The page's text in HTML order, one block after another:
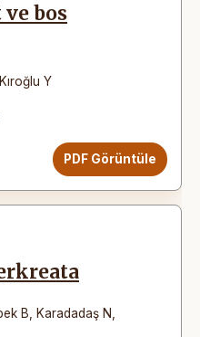
bos
Kıroğlu Y
PDF Görüntüle
B Karadadaş N